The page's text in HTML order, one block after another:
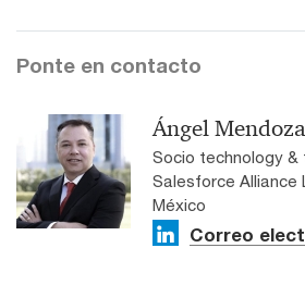
Ponte en contacto
Ángel Mendoza
Socio technology
Salesforce Alliance
México
Correo